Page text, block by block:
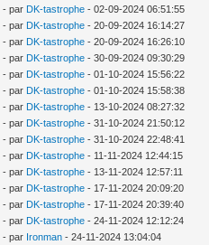
- par DK-tastrophe - 02-09-2024 06:51:55
- par DK-tastrophe - 20-09-2024 16:14:27
- par DK-tastrophe - 20-09-2024 16:26:10
- par DK-tastrophe - 30-09-2024 09:30:29
- par DK-tastrophe - 01-10-2024 15:56:22
- par DK-tastrophe - 01-10-2024 15:58:38
- par DK-tastrophe - 13-10-2024 08:27:32
- par DK-tastrophe - 31-10-2024 21:50:12
- par DK-tastrophe - 31-10-2024 22:48:41
- par DK-tastrophe - 11-11-2024 12:44:15
- par DK-tastrophe - 13-11-2024 12:57:11
- par DK-tastrophe - 17-11-2024 20:09:20
- par DK-tastrophe - 17-11-2024 20:39:40
- par DK-tastrophe - 24-11-2024 12:12:24
- par Ironman - 24-11-2024 13:04:04